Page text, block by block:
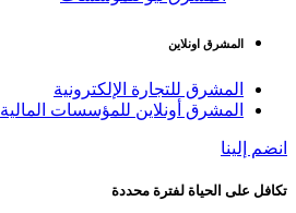
المشرق اونلاين
المشرق للتجارة الإلكترونية
المشرق أونلاين للمؤسسات المالية
انضم إلينا
تكافل على الحياة لفترة محددة